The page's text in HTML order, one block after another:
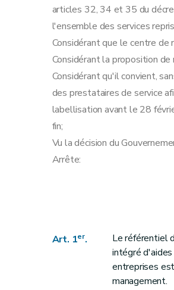
articles 32, 34 et 35 du
l'ensemble des services
Considérant que le centre
Considérant la proposition
Considérant qu'il convient,
des prestataires de service
labellisation avant le 28
fin;
Vu la décision du
Arrête:
Art. 1er.
Le référentiel
intégré
entreprises
management.